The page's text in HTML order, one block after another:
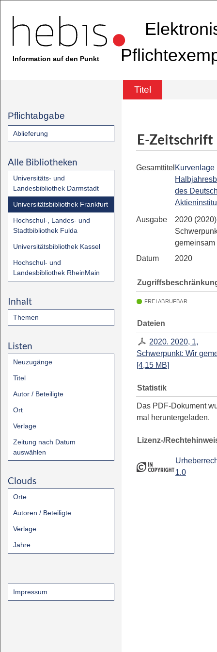
Information auf den Punkt
Titel
Pflichtabgabe
Ablieferung
Alle Bibliotheken
Universitäts- und
Landesbibliothek Darmstadt
Universitätsbibliothek Frankfurt
Hochschul-, Landes- und
Stadtbibliothek Fulda
Universitätsbibliothek Kassel
Hochschul- und
Landesbibliothek RheinMain
Inhalt
Themen
Listen
Neuzugänge
Titel
Autor / Beteiligte
Ort
Verlage
Zeitung nach Datum
auswählen
Clouds
Orte
Autoren / Beteiligte
Verlage
Jahre
Impressum
E-Zeitschrift
Gesamttitel Kurvenlage
des
Ausgabe
2020
gemeinsam
Datum
2020
FREI ABRUFBAR
Dateien
2020. 2020, 1,
Schwerpunkt: Wir
[4,15 MB]
Statistik
Das PDF-Dokument
mal heruntergeladen.
Lizenz-/
1.0